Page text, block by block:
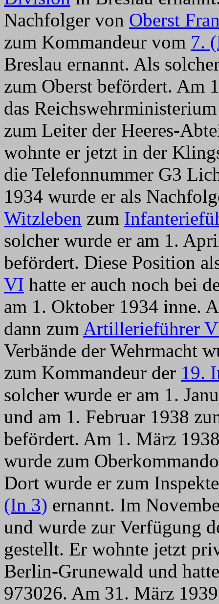
Nachfolger von Oberst
zum Kommandeur vom 7.
Breslau ernannt. Als
zum Oberst befördert. Am
das
zum Leiter der Heeres-
wohnte er jetzt in der
die Telefonnummer G3
1934 wurde er als
Witzleben zum
solcher wurde er am 1.
befördert. Diese Position
VI hatte er auch noch bei
am 1. Oktober 1934 inne.
dann zum Artillerieführer
Verbände der Wehrmacht
zum Kommandeur der 19.
solcher wurde er am 1.
und am 1. Februar 1938
befördert. Am 1. März
wurde zum
Dort wurde er zum
(In 3) ernannt. Im
und wurde zur Verfügung
gestellt. Er wohnte jetzt
Berlin-Grunewald und
973026. Am 31. März